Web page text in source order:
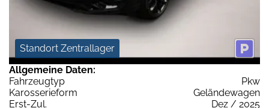
Standort Zentrallager
Allgemeine Daten:
Fahrzeugtyp
Pkw
Karosserieform
Geländewagen
Erst-Zul.
Dez / 2025